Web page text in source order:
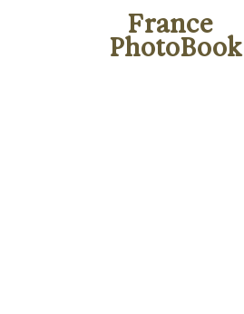
France
PhotoBook